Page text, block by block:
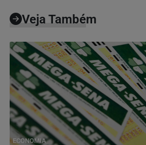
Veja Também
ECONOMIA